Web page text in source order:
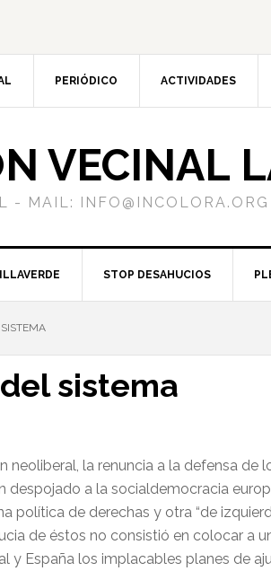
PERIÓDICO ACTIVIDADES
VECINAL
- MAIL:
STOP DESAHUCIOS
sistema
la renuncia a la defensa
a la socialdemocracia
política de derechas y otra “de
de éstos no consistió en colocar a
y España los implacables planes de